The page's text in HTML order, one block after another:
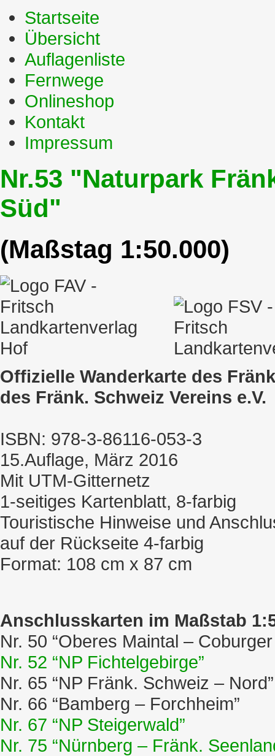
Startseite
Übersicht
Auflagenliste
Fernwege
Onlineshop
Kontakt
Impressum
Nr.53 "Naturpark
Süd"
(Maßstag 1:50.000)
Offizielle Wanderkarte des
des Fränk. Schweiz Vereins e.V.
ISBN: 978-3-86116-053-3
15.Auflage, März 2016
Mit UTM-Gitternetz
1-seitiges Kartenblatt, 8-farbig
Touristische Hinweise und
auf der Rückseite 4-farbig
Format: 108 cm x 87 cm
Anschlusskarten im Maßstab
Nr. 50 “Oberes Maintal – Coburger
Nr. 52 “NP Fichtelgebirge”
Nr. 65 “NP Fränk. Schweiz – Nord”
Nr. 66 “Bamberg – Forchheim”
Nr. 67 “NP Steigerwald”
Nr. 75 “Nürnberg – Fränk.